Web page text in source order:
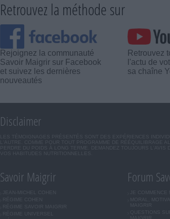
Retrouvez la méthode sur
Rejoignez la communauté
Savoir Maigrir sur Facebook
et suivez les dernières
nouveautés
Retrouvez
l'actu de
sa chaîne
Disclaimer
LES TÉMOIGNAGES PRÉSENTÉS SONT DES EXPÉRIENCES
L'AUTRE. COMME POUR TOUT PROGRAMME DE RÉÉQUILIBRAGE
PERDRE DU POIDS À LONG TERME. DEMANDEZ TOUJOURS
VOS HABITUDES NUTRITIONNELLES.
Savoir Maigrir
JEAN-MICHEL COHEN
RÉGIME COHEN
RÉGIME SAVOIR MAIGRIR
RÉGIME UNIVERSEL
Forum
JE COMMENCE
MORAL,
MAIGRIR
QUESTIONS
MAIGRIR